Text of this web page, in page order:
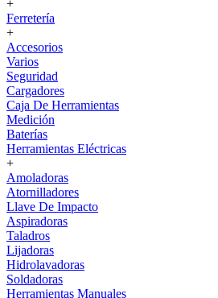
+
Ferretería
+
Accesorios
Varios
Seguridad
Cargadores
Caja De Herramientas
Medición
Baterías
Herramientas Eléctricas
+
Amoladoras
Atornilladores
Llave De Impacto
Aspiradoras
Taladros
Lijadoras
Hidrolavadoras
Soldadoras
Herramientas Manuales